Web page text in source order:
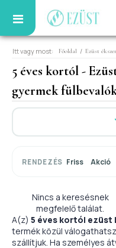
Itt vagy most: Főoldal / Ezüst ékszer
5 éves kortól -
gyermek
RENDEZÉS Friss Akció
Nincs a keresésnek
megfelelő találat.
A(z) 5 éves kortól ezüst
termék közül
szállítjuk. Ha személyes